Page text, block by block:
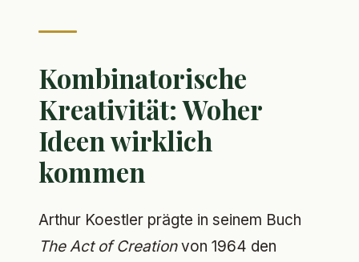
Kombinatorische
Kreativität: Woher
Ideen wirklich
kommen
Arthur Koestler prägte in seinem Buch
The Act of Creationvon 1964 den